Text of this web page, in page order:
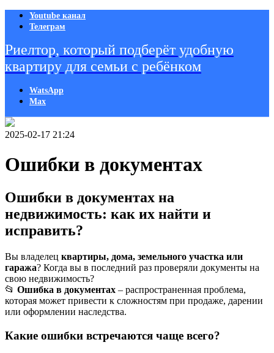
Youtube канал
Телеграм
Риелтор, который подберёт удобную
квартиру для семьи с ребёнком
WatsApp
Мах
2025-02-17 21:24
Ошибки в документах
Ошибки в документах на
недвижимость: как их найти и
исправить?
Вы владелец квартиры, дома, земельного участка или
гаража? Когда вы в последний раз проверяли документы на
свою недвижимость?
📂 Ошибка в документах – распространенная проблема,
которая может привести к сложностям при продаже, дарении
или оформлении наследства.
Какие ошибки встречаются чаще всего?